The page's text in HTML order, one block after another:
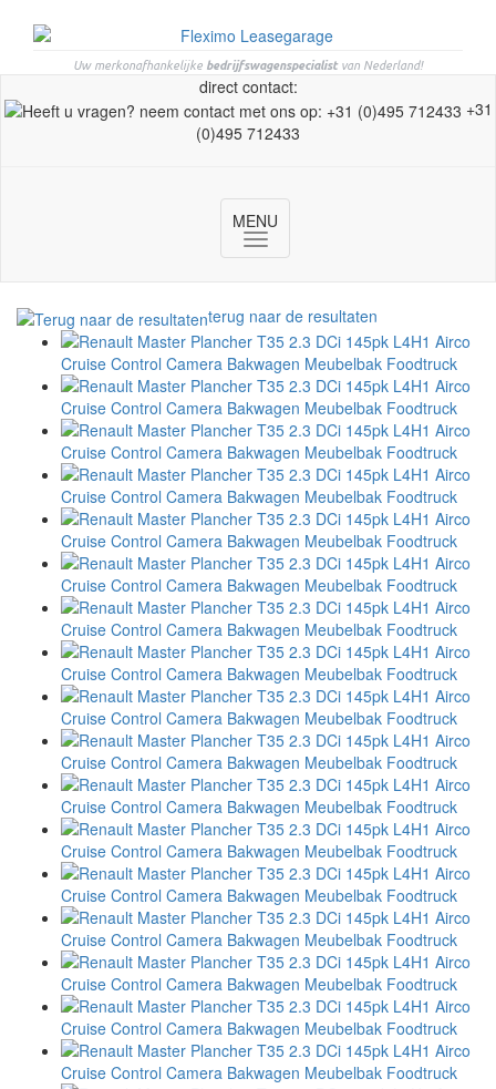
Uw merkonafhankelijke bedrijfswagenspecialistvan Nederland!
direct contact:
+31
(0)495 712433
MENU
Toggle
navigation
terug naar de resultaten